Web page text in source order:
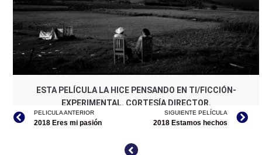
ESTA PELÍCULA LA HICE PENSANDO EN TI/FICCIÓN-
EXPERIMENTAL. CORTESÍA DIRECTOR.
PELICULA ANTERIOR
2018 Eres mi pasión
SIGUIENTE PELÍCULA
2018 Estamos hechos